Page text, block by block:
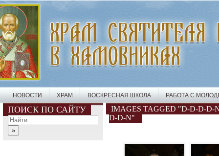
НОВОСТИ ХРАМ ВОСКРЕСНАЯ ШКОЛА РАБОТА С
ПОИСК ПО САЙТУ
IMAGES TAGGED "D-D-D-D-
D-D-N"